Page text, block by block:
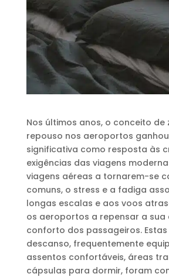
Nos últimos anos, o conceito de
repouso nos aeroportos
significativa como resposta às
exigências das viagens
viagens aéreas a tornarem-se
comuns, o stress e a fadiga
longas escalas e aos voos
os aeroportos a repensar a
conforto dos passageiros.
descanso, frequentemente
assentos confortáveis, áreas
cápsulas para dormir, foram